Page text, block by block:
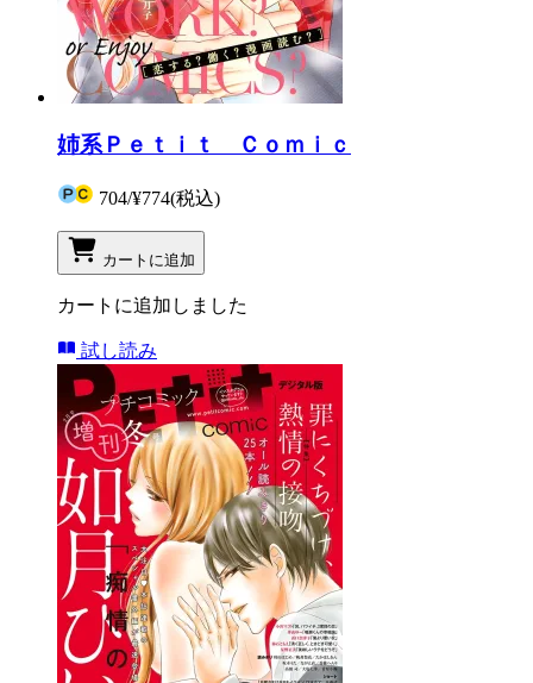
姉系Ｐｅｔｉｔ Ｃｏｍｉｃ
704/¥774(税込)
カートに追加
カートに追加しました
試し読み